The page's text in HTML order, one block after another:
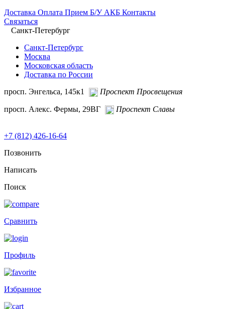
Доставка Оплата Прием Б/У АКБ Контакты
Связаться
Санкт-Петербург
Санкт-Петербург
Москва
Московская область
Доставка по России
просп. Энгельса, 145к1
Проспект Просвещения
просп. Алекс. Фермы, 29ВГ Проспект Славы
+7 (812) 426-16-64
Позвонить
Написать
Поиск
Сравнить
Профиль
Избранное